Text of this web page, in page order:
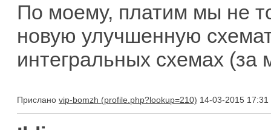
По моему, платим мы не
новую улучшенную
интегральных схемах (за
Прислано vip-bomzh 14-03-2015 17:31